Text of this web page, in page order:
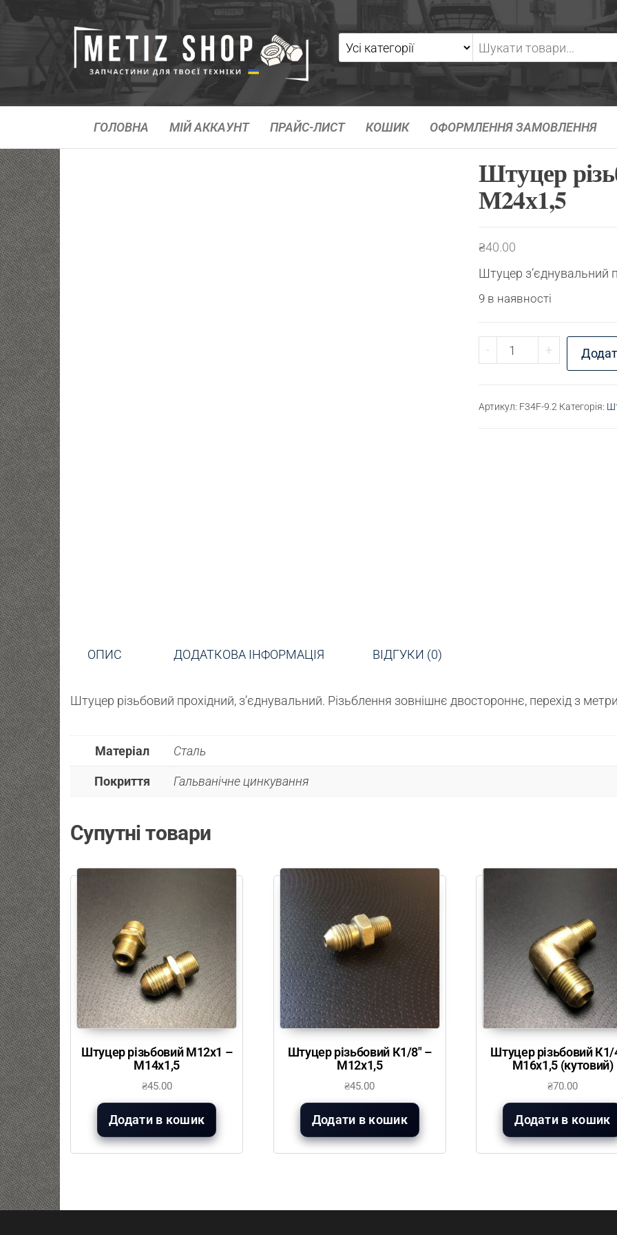
ГОЛОВНА МІЙ АККАУНТ ПРАЙС-ЛИСТ КОШИК ОФОРМЛЕННЯ ЗАМОВЛЕННЯ
Штуцер
М24х1,5
₴40.00
Штуцер з’єднувальний
9 в наявності
- Штуцер різьбовий
+
Артикул: F34F-9.2 Категорія:
ОПИС ДОДАТКОВА ІНФОРМАЦІЯ ВІДГУКИ (0)
Штуцер різьбовий прохідний, з’єднувальний. Різьблення зовнішнє двостороннє, перехід з
Матеріал Сталь
Покриття Гальванічне цинкування
Супутні товари
Штуцер різьбовий М12х1 –
М14х1,5
₴45.00
Додати в кошик
Штуцер різьбовий К1/8″ –
М12х1,5
₴45.00
Додати в кошик
Штуцер різьбовий К1/
М16х1,5 (кутовий)
₴70.00
Додати в кошик